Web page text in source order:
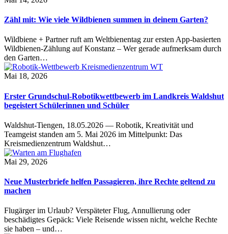
Zähl mit: Wie viele Wildbienen summen in deinem Garten?
Wildbiene + Partner ruft am Weltbienentag zur ersten App-basierten
Wildbienen-Zählung auf Konstanz – Wer gerade aufmerksam durch
den Garten…
Mai 18, 2026
Erster Grundschul-Robotikwettbewerb im Landkreis Waldshut
begeistert Schülerinnen und Schüler
Waldshut-Tiengen, 18.05.2026 — Robotik, Kreativität und
Teamgeist standen am 5. Mai 2026 im Mittelpunkt: Das
Kreismedienzentrum Waldshut…
Mai 29, 2026
Neue Musterbriefe helfen Passagieren, ihre Rechte geltend zu
machen
Flugärger im Urlaub? Verspäteter Flug, Annullierung oder
beschädigtes Gepäck: Viele Reisende wissen nicht, welche Rechte
sie haben – und…